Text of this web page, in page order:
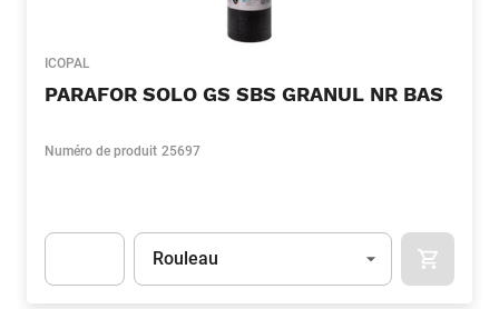
ICOPAL
PARAFOR SOLO GS SBS GRANUL NR BAS
Numéro de produit 25697
Unité
Rouleau